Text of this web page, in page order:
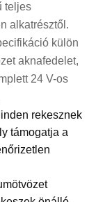
teljes
alkatrésztől.
külön
aknafedelet,
24 V-os
rekesznek
támogatja a